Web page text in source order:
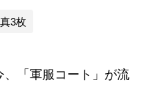
3枚
「軍服コート」が流